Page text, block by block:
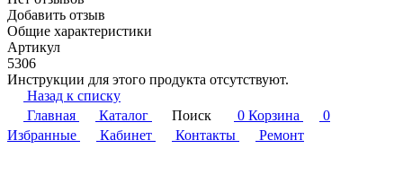
Добавить отзыв
Общие характеристики
Артикул
5306
Инструкции для этого продукта отсутствуют.
Назад к списку
Главная
Каталог Поиск 0 Корзина
0
Избранные
Кабинет Контакты Ремонт